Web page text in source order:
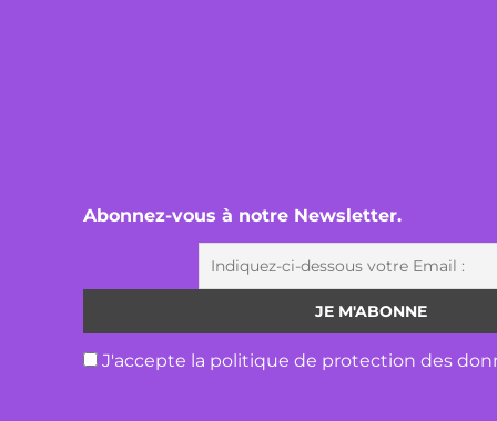
Abonnez-vous à notre Newsletter.
J'accepte la politique de protection des